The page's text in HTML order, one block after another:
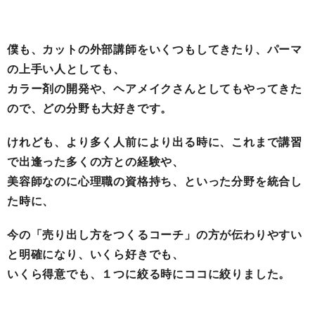
僕も、カットの外部講師をいくつもしてきたり、パーマ
の上手い人としても、
カラー剤の開発や、ヘアメイクさんとしてもやってきた
ので、どの分野も大好きです。
けれども、より多く人前により出る時に、これまで講習
で出逢った多くの方との経験や、
美容師なのに心理職の資格持ち、といった分野を統合し
た時に、
今の「売り出し方をつくるコーチ」の方が伝わりやすい
と明確になり、いくら好きでも、
いくら得意でも、１つに絞る時にココに絞りました。